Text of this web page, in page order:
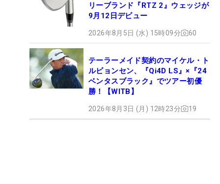
リーブランド『RTZ 2』ウェッジが
9月12日デビュー
2026年8月5日 (水) 15時09分 60
テーラーメイド契約のマイケル・ト
ルビョンセン、『Qi4D LS』×『24
ベンタスブラック』でツアー初優
勝！【WITB】
2026年8月3日 (月) 12時23分 19